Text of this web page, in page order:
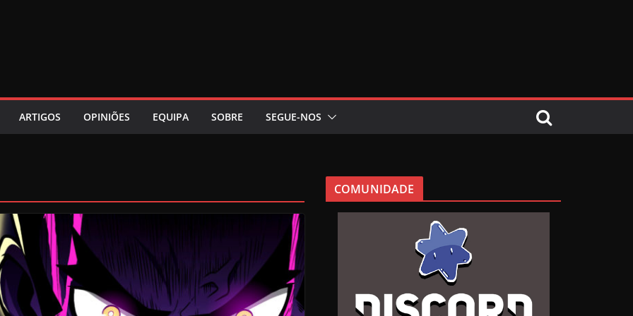
ARTIGOS OPINIÕES EQUIPA SOBRE SEGUE-NOS
COMUNIDADE